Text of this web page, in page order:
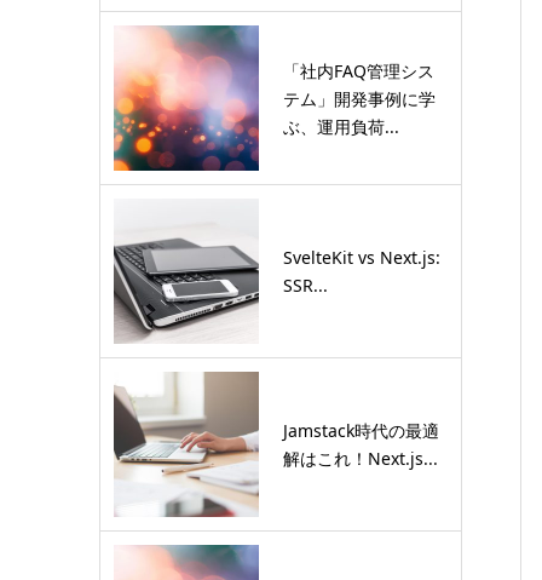
「社内FAQ管理シス
テム」開発事例に学
ぶ、運用負荷...
SvelteKit vs Next.js:
SSR...
Jamstack時代の最適
解はこれ！Next.js...